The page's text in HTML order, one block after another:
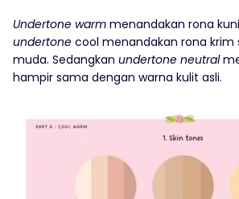
Undertone warm menandakan rona
undertone cool menandakan rona krim
muda. Sedangkan undertone neutral
hampir sama dengan warna kulit asli.